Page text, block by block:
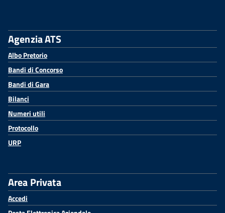
Agenzia ATS
Albo Pretorio
Bandi di Concorso
Bandi di Gara
Bilanci
Numeri utili
Protocollo
URP
Area Privata
Accedi